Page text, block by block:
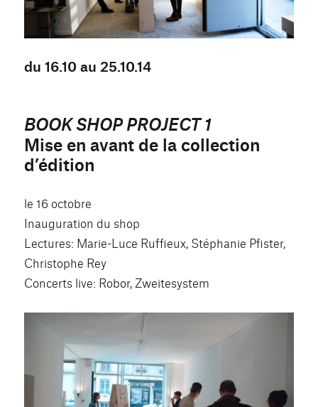
du 16.10 au 25.10.14
BOOK SHOP PROJECT 1
Mise en avant de la collection
d’édition
le 16 octobre
Inauguration du shop
Lectures: Marie-Luce Ruffieux, Stéphanie Pfister,
Christophe Rey
Concerts live: Robor, Zweitesystem